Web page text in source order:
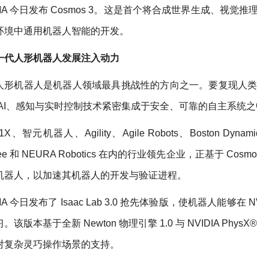
今日发布 Cosmos 3。这是首个将合成世界生成、视觉推
境中通用机器人智能的开发。
代人形机器人发展注入动力
形机器人是机器人领域最具挑战性的方向之一。要复现人
、感知与实时控制技术紧密集成于安全、可靠的自主系统之
、智元机器人、Agility、Agile Robots、Boston
和 NEURA Robotics 在内的行业领先企业，正基于
器人，以加速其机器人的开发与验证进程。
今日发布了 Isaac Lab 3.0 抢先体验版，使机器人能够在
。该版本基于全新 Newton 物理引擎 1.0 与 NVIDIA
复杂灵巧操作场景的支持。